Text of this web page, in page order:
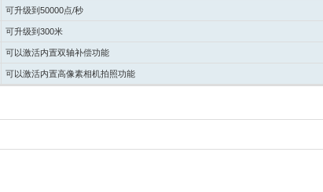
可升级到50000点/秒
可升级到300米
可以激活内置双轴补偿功能
可以激活内置高像素相机拍照功能